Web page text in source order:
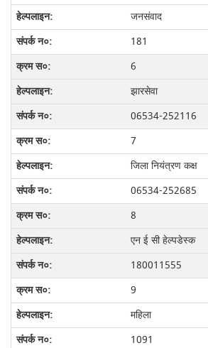
जनसंवाद
181
6
झारसेवा
06534-252116
7
जिला नियंत्रण कक्ष
06534-252685
8
एन ई सी हेल्पडेस्क
180011555
9
महिला
1091